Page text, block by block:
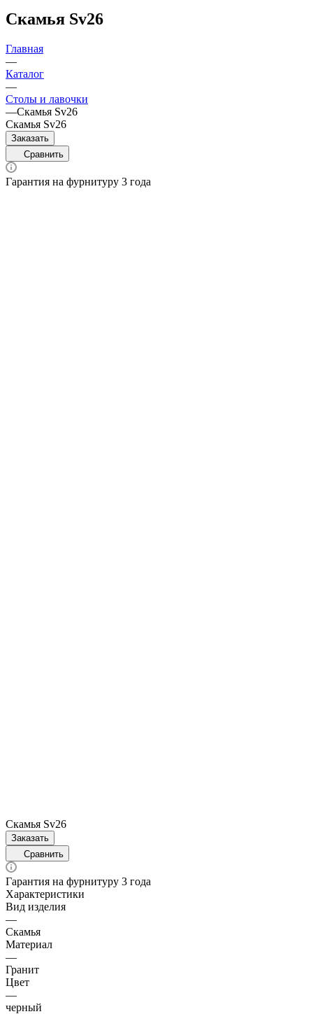
Скамья Sv26
Главная
—
Каталог
—
Столы и лавочки
—Скамья Sv26
Скамья Sv26
Заказать
Сравнить
Гарантия на фурнитуру 3 года
Скамья Sv26
Заказать
Сравнить
Гарантия на фурнитуру 3 года
Характеристики
Вид изделия
—
Скамья
Материал
—
Гранит
Цвет
—
черный